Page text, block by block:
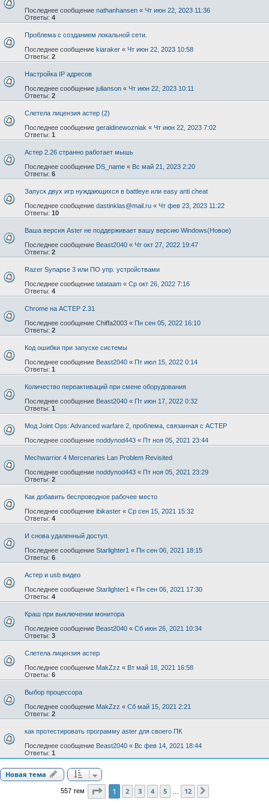
Последнее сообщение nathanhansen « Чт июн 22, 2023 11:36
Ответы: 4
Проблема с созданием локальной сети.
Последнее сообщение kiaraker « Чт июн 22, 2023 10:58
Ответы: 2
Настройка IP адресов
Последнее сообщение julianson « Чт июн 22, 2023 10:11
Ответы: 2
Слетела лицензия астер (2)
Последнее сообщение geraldinewozniak « Чт июн 22, 2023 7:02
Ответы: 1
Астер 2.26 странно работает мышь
Последнее сообщение DS_name « Вс май 21, 2023 2:20
Ответы: 6
Запуск двух игр нуждающихся в battleye или easy anti cheat
Последнее сообщение dastinklas@mail.ru « Чт фев 23, 2023 11:22
Ответы: 10
Ваша версия Aster не поддерживает вашу версию Windows(Новое)
Последнее сообщение Beast2040 « Чт окт 27, 2022 19:47
Ответы: 2
Razer Synapse 3 или ПО упр. устройствами
Последнее сообщение tatataam « Ср окт 26, 2022 7:16
Ответы: 4
Chrome на АСТЕР 2.31
Последнее сообщение Chiffa2003 « Пн сен 05, 2022 16:10
Ответы: 2
Код ошибки при запуске системы
Последнее сообщение Beast2040 « Пт июл 15, 2022 0:14
Ответы: 1
Количество переактиваций при смене оборудования
Последнее сообщение Beast2040 « Пт июн 17, 2022 0:32
Ответы: 1
Мод Joint Ops: Advanced warfare 2, проблема, связанная с АСТЕР
Последнее сообщение noddynod443 « Пт ноя 05, 2021 23:44
Mechwarrior 4 Mercenaries Lan Problem Revisited
Последнее сообщение noddynod443 « Пт ноя 05, 2021 23:29
Ответы: 2
Как добавить беспроводное рабочее место
Последнее сообщение ibikaster « Ср сен 15, 2021 15:32
Ответы: 4
И снова удаленный доступ.
Последнее сообщение Starlighter1 « Пн сен 06, 2021 18:15
Ответы: 6
Астер и usb видео
Последнее сообщение Starlighter1 « Пн сен 06, 2021 17:30
Ответы: 4
Краш при выключении монитора
Последнее сообщение Beast2040 « Сб июн 26, 2021 10:34
Ответы: 3
Слетела лицензия астер
Последнее сообщение MakZzz « Вт май 18, 2021 16:58
Ответы: 6
Выбор процессора
Последнее сообщение MakZzz « Сб май 15, 2021 2:21
Ответы: 2
как протестировать программу aster для своего ПК
Последнее сообщение Beast2040 « Вс фев 14, 2021 18:44
Ответы: 1
Новая тема
557 тем Страница1 из
1 2 3 4 5 12